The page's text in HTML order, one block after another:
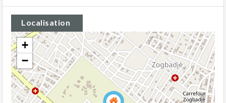
Localisation
+
−